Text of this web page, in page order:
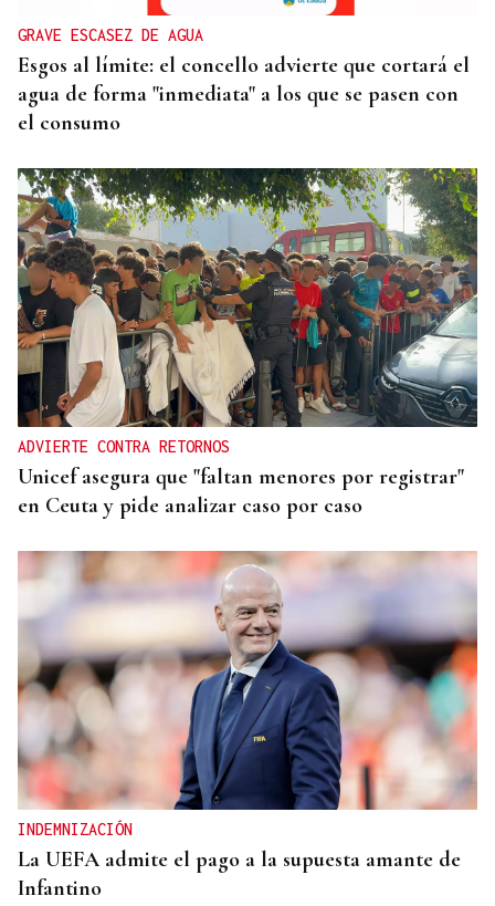
GRAVE ESCASEZ DE AGUA
Esgos al límite: el concello advierte que cortará el
agua de forma "inmediata" a los que se pasen con
el consumo
ADVIERTE CONTRA RETORNOS
Unicef asegura que "faltan menores por registrar"
en Ceuta y pide analizar caso por caso
INDEMNIZACIÓN
La UEFA admite el pago a la supuesta amante de
Infantino